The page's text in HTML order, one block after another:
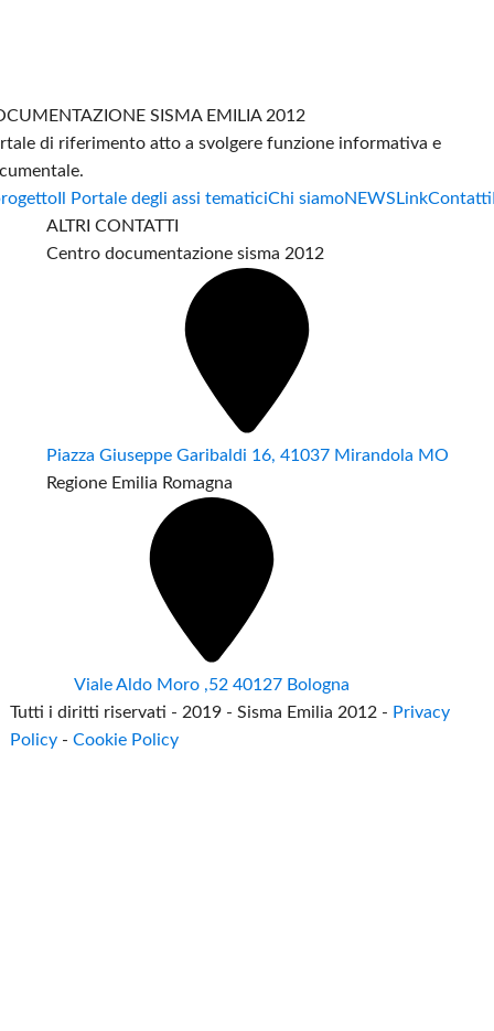
SISMA EMILIA 2012
di riferimento atto a svolgere funzione informativa e
Il Portale degli assi tematiciChi siamoNEWS LinkContatti
ALTRI CONTATTI
Centro documentazione sisma 2012
Piazza Giuseppe Garibaldi 16, 41037 Mirandola MO
Regione Emilia Romagna
Viale Aldo Moro ,52 40127 Bologna
Tutti i diritti riservati - 2019 - Sisma Emilia 2012 - Privacy
Policy -Cookie Policy